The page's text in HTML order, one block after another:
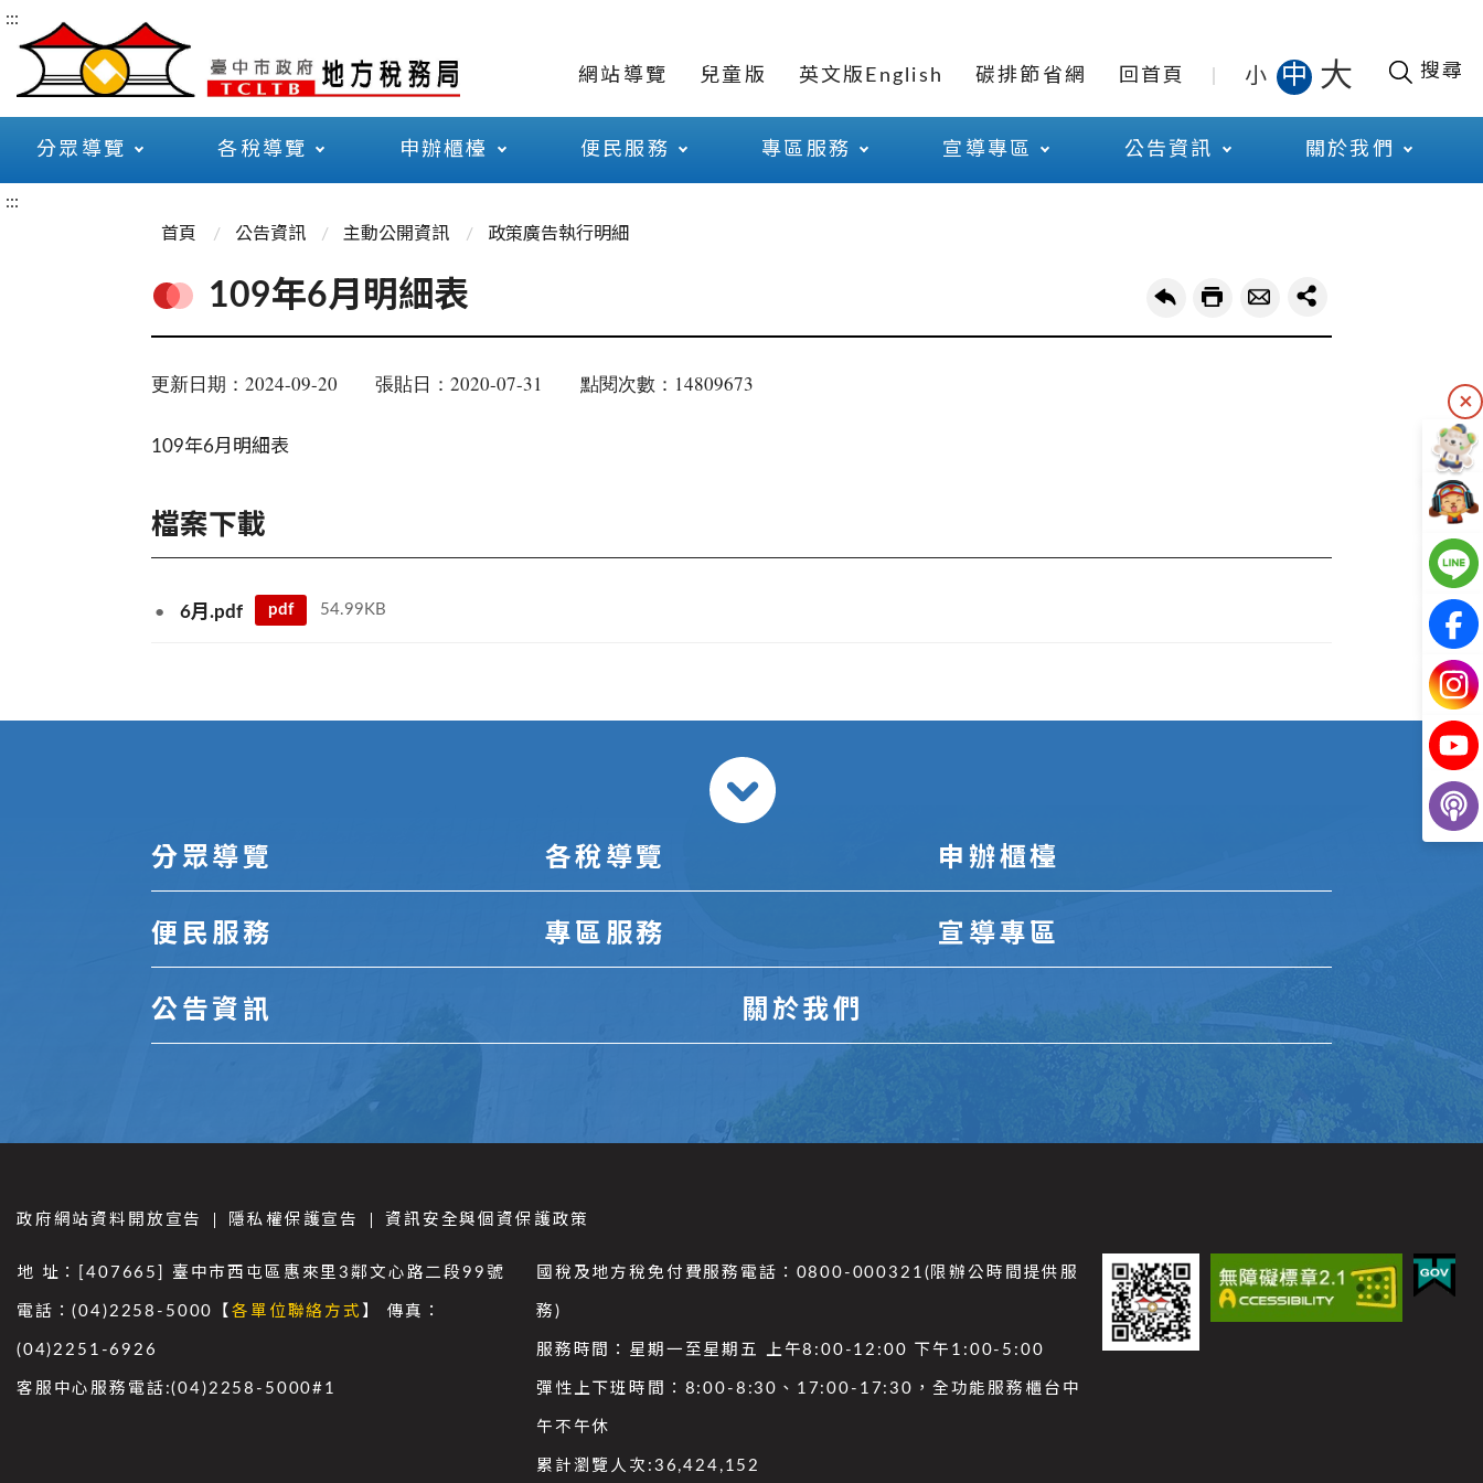
:::
網站導覽 兒童版 英文版English 碳排節省網 回首頁 小 中 大 搜尋
分眾導覽 各稅導覽 申辦櫃檯 便民服務 專區服務 宣導專區 公告資訊 關於我們
:::
首頁
公告資訊 主動公開資訊 政策廣告執行明細
109年6月明細表
更新日期：2024-09-20 張貼日：2020-07-31 點閱次數：14809673
109年6月明細表
檔案下載
6月.pdf pdf 54.99KB
分眾導覽 各稅導覽 申辦櫃檯
便民服務 專區服務 宣導專區
公告資訊 關於我們
政府網站資料開放宣告 隱私權保護宣告 資訊安全與個資保護政策
地 址：[407665] 臺中市西屯區惠來里3鄰文心路二段99號
電話：(04)2258-5000【各單位聯絡方式 】 傳真：
(04)2251-6926
客服中心服務電話:(04)2258-5000#1
國稅及地方稅免付費服務電話：0800-000321(限辦公時間提供服
務)
服務時間：星期一至星期五 上午8:00-12:00 下午1:00-5:00
彈性上下班時間：8:00-8:30、17:00-17:30，全功能服務櫃台中
午不午休
累計瀏覽人次: 36,424,152